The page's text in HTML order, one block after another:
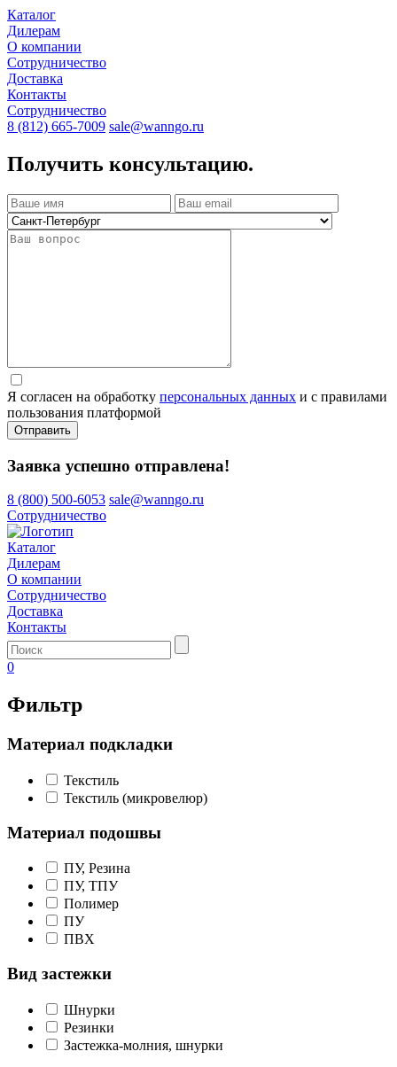
Каталог
Дилерам
О компании
Сотрудничество
Доставка
Контакты
Сотрудничество
8 (812) 665-7009 sale@wanngo.ru
Получить консультацию.
Я согласен на обработку персональных данных и с правилами
пользования платформой
Отправить
Заявка успешно отправлена!
8 (800) 500-6053 sale@wanngo.ru
Сотрудничество
Каталог
Дилерам
О компании
Сотрудничество
Доставка
Контакты
0
Фильтр
Материал подкладки
Текстиль
Текстиль (микровелюр)
Материал подошвы
ПУ, Резина
ПУ, ТПУ
Полимер
ПУ
ПВХ
Вид застежки
Шнурки
Резинки
Застежка-молния, шнурки